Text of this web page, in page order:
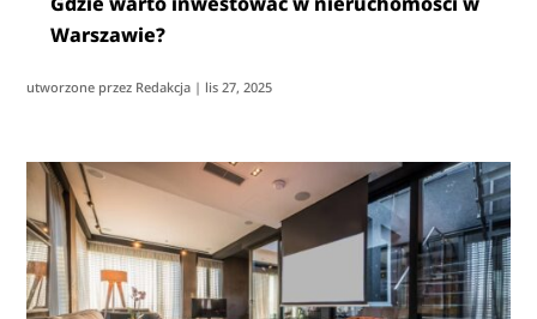
Warszawie?
utworzone przez Redakcja | lis 27, 2025